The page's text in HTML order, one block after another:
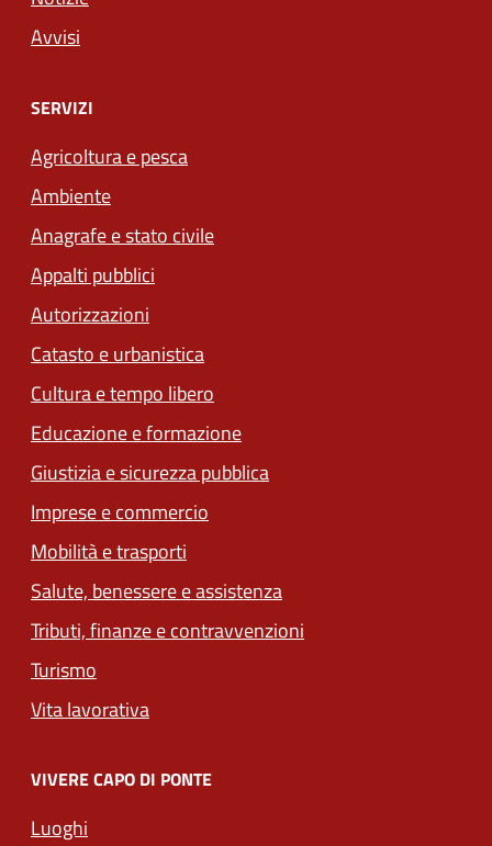
Avvisi
SERVIZI
Agricoltura e pesca
Ambiente
Anagrafe e stato civile
Appalti pubblici
Autorizzazioni
Catasto e urbanistica
Cultura e tempo libero
Educazione e formazione
Giustizia e sicurezza pubblica
Imprese e commercio
Mobilità e trasporti
Salute, benessere e assistenza
Tributi, finanze e contravvenzioni
Turismo
Vita lavorativa
VIVERE CAPO DI PONTE
Luoghi